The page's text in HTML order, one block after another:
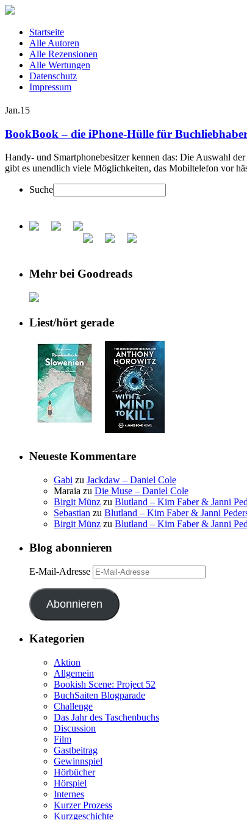
Startseite
Alle Autoren
Alle Rezensionen
Alle Wertungen
Datenschutz
Impressum
Jan.15
BookBook – die iPhone-Hülle für
Handy- und Smartphonebesitzer kennen das: Die Auswahl
gibt es unendlich viele Möglichkeiten, das Mobiltelefon vor
Suche
Mehr bei Goodreads
Liest/hört gerade
Neueste Kommentare
Gabi zu Jackdaw – Daniel Cole
Maraia zu Die Muse – Daniel Cole
Birgit Münz zu Blutland – Kim Faber & Janni
Sebastian zu Blutland – Kim Faber & Janni
Birgit Münz zu Blutland – Kim Faber & Janni
Blog abonnieren
E-Mail-Adresse
Abonnieren
Kategorien
Aktion
Allgemein
Bookish Scene: Project 52
BuchSaiten Blogparade
Challenge
Das Jahr des Taschenbuchs
Discussion
Film
Gastbeitrag
Gewinnspiel
Hörbücher
Hörspiel
Internes
Kurzer Prozess
Kurzgeschichte